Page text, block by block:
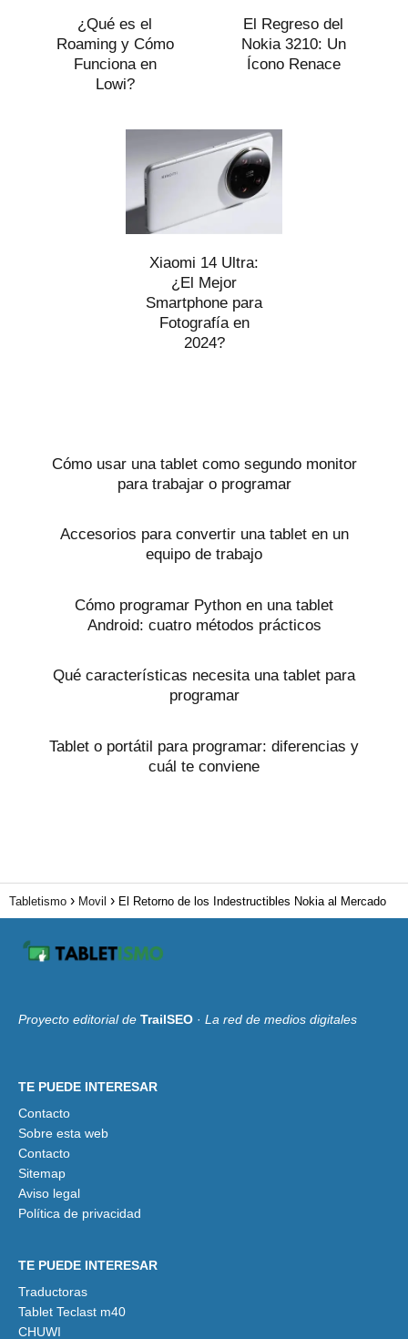
¿Qué es el
Roaming y Cómo
Funciona en
Lowi?
El Regreso del
Nokia 3210: Un
Ícono Renace
Xiaomi 14 Ultra:
¿El Mejor
Smartphone para
Fotografía en
2024?
Cómo usar una tablet como segundo monitor
para trabajar o programar
Accesorios para convertir una tablet en un
equipo de trabajo
Cómo programar Python en una tablet
Android: cuatro métodos prácticos
Qué características necesita una tablet para
programar
Tablet o portátil para programar: diferencias y
cuál te conviene
Tabletismo Movil El Retorno de los Indestructibles Nokia al Mercado
Proyecto editorial de TrailSEO · La red de medios digitales
TE PUEDE INTERESAR
Contacto
Sobre esta web
Contacto
Sitemap
Aviso legal
Política de privacidad
TE PUEDE INTERESAR
Traductoras
Tablet Teclast m40
CHUWI